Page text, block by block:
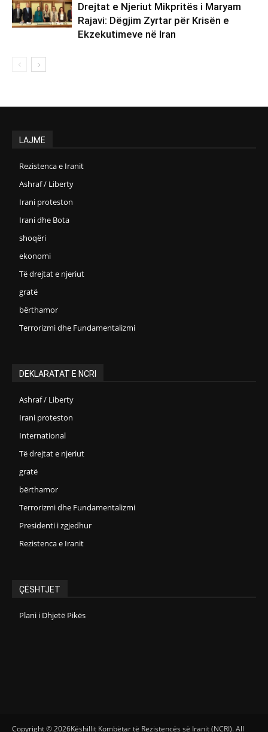
Drejtat e Njeriut Mikpritës i Maryam
Rajavi: Dëgjim Zyrtar për Krisën e
Ekzekutimeve në Iran
LAJME
Rezistenca e Iranit
Ashraf / Liberty
Irani proteston
Irani dhe Bota
shoqëri
ekonomi
Të drejtat e njeriut
gratë
bërthamor
Terrorizmi dhe Fundamentalizmi
DEKLARATAT E NCRI
Ashraf / Liberty
Irani proteston
International
Të drejtat e njeriut
gratë
bërthamor
Terrorizmi dhe Fundamentalizmi
Presidenti i zgjedhur
Rezistenca e Iranit
ÇËSHTJET
Plani i Dhjetë Pikës
Copyright © 2026Këshillit Kombëtar të Rezistencës së Iranit (NCRI). All